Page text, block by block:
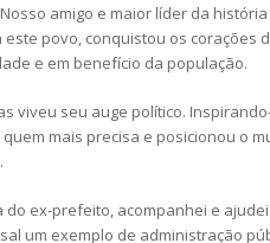
amigo e maior líder da
povo, conquistou os corações
e em benefício da população.
viveu seu auge político.
mais precisa e posicionou o
ex-prefeito, acompanhei e
um exemplo de administração